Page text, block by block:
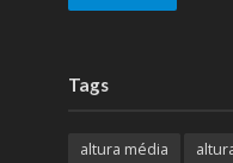
Tags
altura média